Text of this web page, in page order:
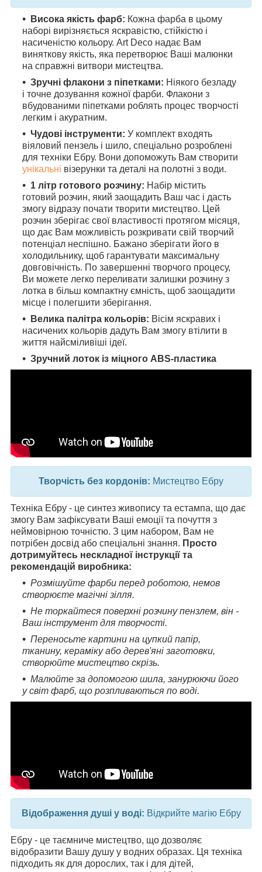
Висока якість фарб: Кожна фарба в цьому
наборі вирізняється яскравістю, стійкістю і
насиченістю кольору. Art Deco надає Вам
виняткову якість, яка перетворює Ваші малюнки
на справжні витвори мистецтва.
Зручні флакони з піпетками: Ніякого безладу
і точне дозування кожної фарби. Флакони з
вбудованими піпетками роблять процес творчості
легким і акуратним.
Чудові інструменти: У комплект входять
віяловий пензель і шило, спеціально розроблені
для техніки Ебру. Вони допоможуть Вам створити
унікальні візерунки та деталі на полотні з води.
1 літр готового розчину: Набір містить
готовий розчин, який заощадить Ваш час і дасть
змогу відразу почати творити мистецтво. Цей
розчин зберігає свої властивості протягом місяця,
що дає Вам можливість розкривати свій творчий
потенціал неспішно. Бажано зберігати його в
холодильнику, щоб гарантувати максимальну
довговічність. По завершенні творчого процесу,
Ви можете легко переливати залишки розчину з
лотка в більш компактну ємність, щоб заощадити
місце і полегшити зберігання.
Велика палітра кольорів: Вісім яскравих і
насичених кольорів дадуть Вам змогу втілити в
життя найсміливіші ідеї.
Зручний лоток із міцного ABS-пластика
Творчість без кордонів: Мистецтво Ебру
Техніка Ебру - це синтез живопису та естампа, що дає
змогу Вам зафіксувати Ваші емоції та почуття з
неймовірною точністю. З цим набором, Вам не
потрібен досвід або спеціальні знання. Просто
дотримуйтесь нескладної інструкції та
рекомендацій виробника:
Розмішуйте фарби перед роботою, немов
створюєте магічні зілля.
Не торкайтеся поверхні розчину пензлем, він -
Ваш інструмент для творчості.
Переносьте картини на цупкий папір,
тканину, кераміку або дерев'яні заготовки,
створюйте мистецтво скрізь.
Малюйте за допомогою шила, занурюючи його
у світ фарб, що розпливаються по воді.
Відображення душі у воді: Відкрийте магію Ебру
Ебру - це таємниче мистецтво, що дозволяє
відобразити Вашу душу у водних образах. Ця техніка
підходить як для дорослих, так і для дітей,